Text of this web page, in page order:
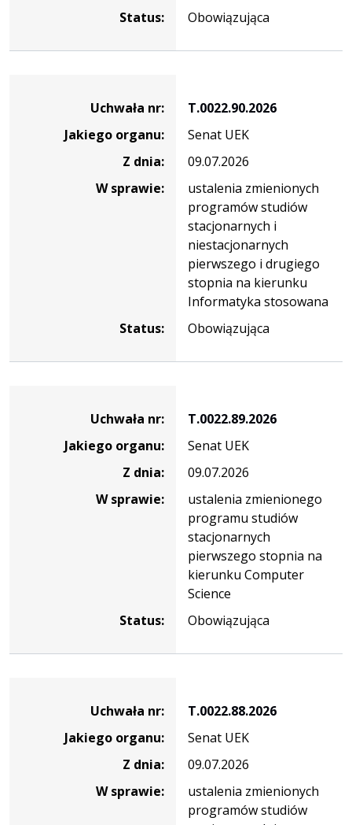
Status:
Obowiązująca
T.0022.90.2026
Uchwała nr:
T.0022.90.2026
Jakiego organu:
Senat UEK
Z dnia:
09.07.2026
W sprawie:
ustalenia zmienionych
programów studiów
stacjonarnych i
niestacjonarnych
pierwszego i drugiego
stopnia na kierunku
Informatyka stosowana
Status:
Obowiązująca
T.0022.89.2026
Uchwała nr:
T.0022.89.2026
Jakiego organu:
Senat UEK
Z dnia:
09.07.2026
W sprawie:
ustalenia zmienionego
programu studiów
stacjonarnych
pierwszego stopnia na
kierunku Computer
Science
Status:
Obowiązująca
T.0022.88.2026
Uchwała nr:
T.0022.88.2026
Jakiego organu:
Senat UEK
Z dnia:
09.07.2026
W sprawie:
ustalenia zmienionych
programów studiów